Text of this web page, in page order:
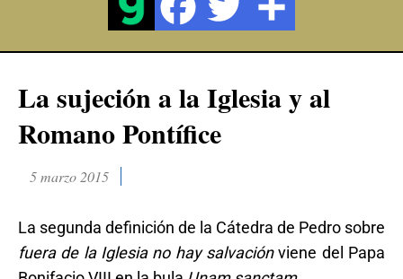
La sujeción a la Iglesia y al
Romano Pontífice
5 marzo 2015
La segunda definición de la Cátedra de Pedro sobre
fuera de la Iglesia no hay salvaciónviene del Papa